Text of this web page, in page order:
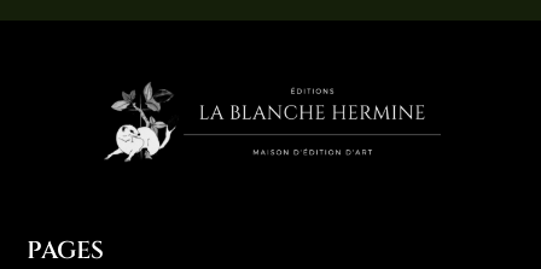
PAGES